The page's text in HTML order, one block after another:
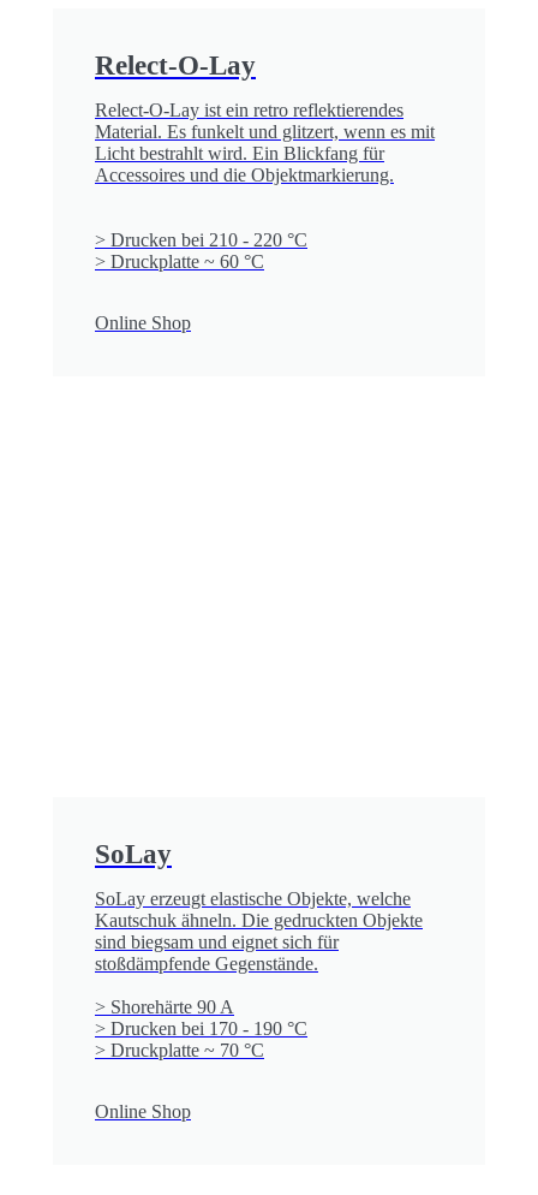
Relect-O-Lay
Relect-O-Lay ist ein retro reflektierendes
Material. Es funkelt und glitzert, wenn es mit
Licht bestrahlt wird. Ein Blickfang für
Accessoires und die Objektmarkierung.
> Drucken bei 210 - 220 °C
> Druckplatte ~ 60 °C
Online Shop
SoLay
SoLay erzeugt elastische Objekte, welche
Kautschuk ähneln. Die gedruckten Objekte
sind biegsam und eignet sich für
stoßdämpfende Gegenstände.
> Shorehärte 90 A
> Drucken bei 170 - 190 °C
> Druckplatte ~ 70 °C
Online Shop